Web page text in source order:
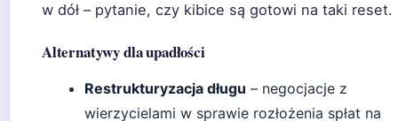
w dół – pytanie, czy kibice są gotowi na taki reset.
Alternatywy dla upadłości
Restrukturyzacja długu – negocjacje z
wierzycielami w sprawie rozłożenia spłat na